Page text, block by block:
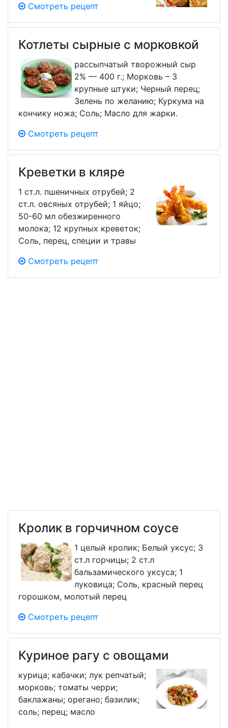
Смотреть рецепт
Котлеты сырные с морковкой
рассыпчатый творожный сыр
2% — 400 г.; Морковь – 3
крупные штуки; Черный перец;
Зелень по желанию; Куркума на
кончику ножа; Соль; Масло для жарки.
Смотреть рецепт
Креветки в кляре
1 ст.л. пшеничных отрубей; 2
ст.л. овсяных отрубей; 1 яйцо;
50-60 мл обезжиренного
молока; 12 крупных креветок;
Соль, перец, специи и травы
Смотреть рецепт
Кролик в горчичном соусе
1 целый кролик; Белый уксус; 3
ст.л горчицы; 2 ст.л
бальзамического уксуса; 1
луковица; Соль, красный перец
горошком, молотый перец
Смотреть рецепт
Куриное рагу с овощами
курица; кабачки; лук репчатый;
морковь; томаты черри;
баклажаны; орегано; базилик;
соль; перец; масло